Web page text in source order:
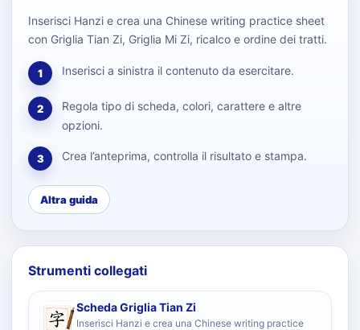
Inserisci Hanzi e crea una Chinese writing practice sheet
con Griglia Tian Zi, Griglia Mi Zi, ricalco e ordine dei tratti.
1 Inserisci a sinistra il contenuto da esercitare.
2
Regola tipo di scheda, colori, carattere e altre
opzioni.
3 Crea l’anteprima, controlla il risultato e stampa.
Altra guida
Strumenti collegati
Scheda Griglia Tian Zi
Inserisci Hanzi e crea una Chinese writing practice